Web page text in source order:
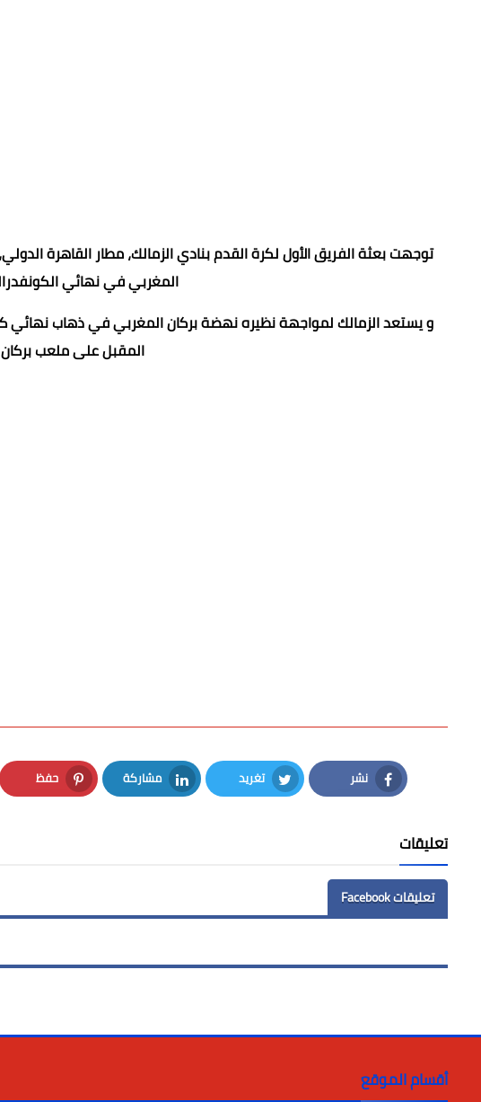
توجهت بعثة الفريق الأول لكرة القدم بنادي الزمالك، مطار القاهرة
المغربي في نهائي
و يستعد الزمالك لمواجهة نظيره نهضة بركان المغربي في ذهاب نهائي
المقبل على ملعب بركان
نشر
Facebook
تغريد
Twitter
مشاركة
LinkedIn
حفظ
Pinterest
تعليقات
تعليقات Facebook
أقسام الموقع